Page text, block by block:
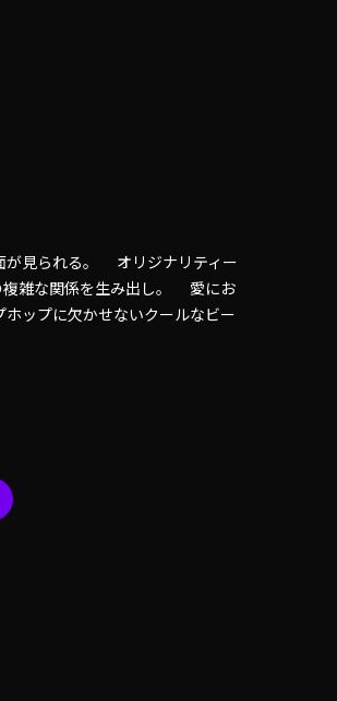
が見られる。 オリジナリティー
複雑な関係を生み出し。 愛にお
ップに欠かせないクールなビー